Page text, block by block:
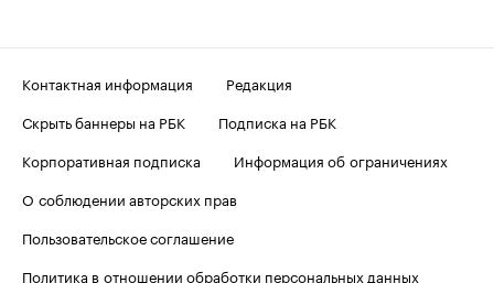
Контактная информация
Редакция
Скрыть баннеры на РБК
Подписка на РБК
Корпоративная подписка
Информация об ограничениях
О соблюдении авторских прав
Пользовательское соглашение
Политика в отношении обработки персональных данных